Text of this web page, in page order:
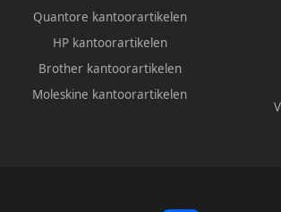
Quantore kantoorartikelen
HP kantoorartikelen
Brother kantoorartikelen
Moleskine kantoorartikelen